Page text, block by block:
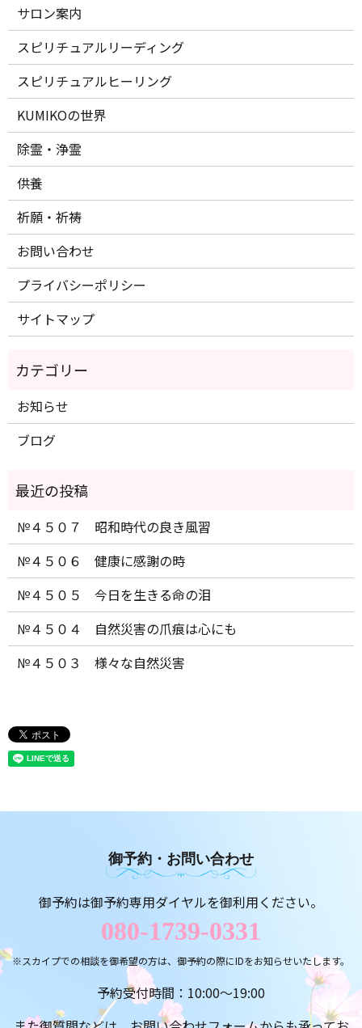
サロン案内
スピリチュアルリーディング
スピリチュアルヒーリング
KUMIKOの世界
除霊・浄霊
供養
祈願・祈祷
お問い合わせ
プライバシーポリシー
サイトマップ
お知らせ
ブログ
№４５０７ 昭和時代の良き風習
№４５０６ 健康に感謝の時
№４５０５ 今日を生きる命の泪
№４５０４ 自然災害の爪痕は心にも
№４５０３ 様々な自然災害
御予約・お問い合わせ
御予約は御予約専用ダイヤルを御利用ください。
080-1739-0331
※スカイプでの相談を御希望の方は、御予約の際にIDをお知らせいたします。
予約受付時間：10:00～19:00